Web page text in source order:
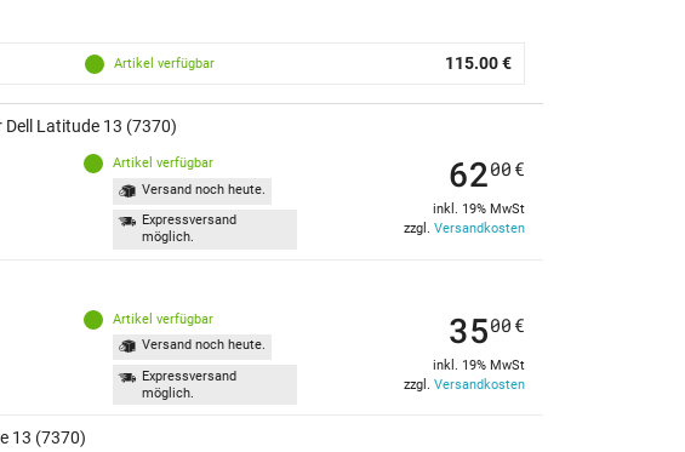
Artikel verfügbar 115.00 €
Latitude 13 (7370)
Artikel verfügbar
Versand noch heute.
Expressversand
möglich.
6200 €
inkl. 19% MwSt
zzgl. Versandkosten
Artikel verfügbar
Versand noch heute.
Expressversand
möglich.
3500 €
inkl. 19% MwSt
zzgl. Versandkosten
13 (7370)